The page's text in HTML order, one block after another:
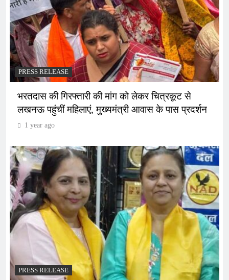
PRESS RELEASE
भरतदास की गिरफ्तारी की मांग को लेकर चित्रकूट से
लखनऊ पहुंचीं महिलाएं, मुख्यमंत्री आवास के पास प्रदर्शन
1 year ago
PRESS RELEASE